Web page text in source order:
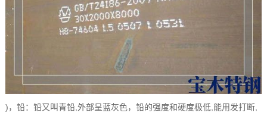
)，铅：铅又叫青铅,外部呈蓝灰色，铅的强度和硬度极低,能用发打断,